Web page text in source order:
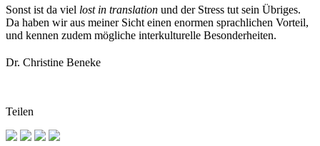
Sonst ist da viel lost in translation und der Stress tut sein Übriges.
Da haben wir aus meiner Sicht einen enormen sprachlichen Vorteil,
und kennen zudem mögliche interkulturelle Besonderheiten.
Dr. Christine Beneke
Teilen